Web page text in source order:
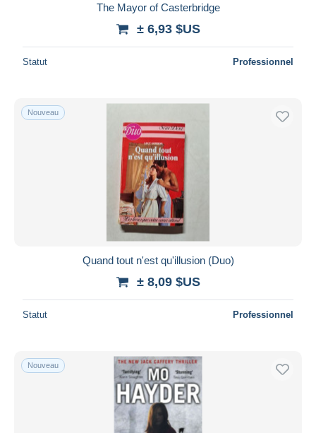
The Mayor of Casterbridge
± 6,93 $US
Statut Professionnel
Nouveau
Quand tout n'est qu'illusion (Duo)
± 8,09 $US
Statut Professionnel
Nouveau